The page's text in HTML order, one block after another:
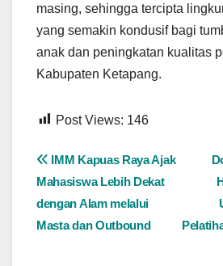
masing, sehingga tercipta
yang semakin kondusif bagi
anak dan peningkatan kualitas
Kabupaten Ketapang.
Post Views: 146
Navigasi
pos
IMM Kapuas Raya Ajak
Mahasiswa Lebih Dekat
dengan Alam melalui
Masta dan Outbound